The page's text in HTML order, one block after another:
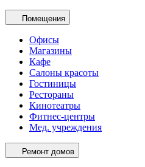
Помещения
Офисы
Магазины
Кафе
Салоны красоты
Гостиницы
Рестораны
Кинотеатры
Фитнес-центры
Мед. учреждения
Ремонт домов